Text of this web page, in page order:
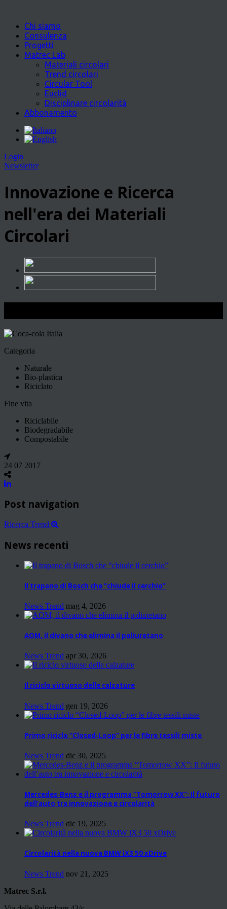
Chi siamo
Consulenza
Progetti
Matrec Lab
Materiali circolari
Trend circolari
Circular Tool
Euclid
Disciplinare circolarità
Abbonamento
Login
Newsletter
Innovazione e Ricerca
nell'era dei Materiali
Circolari
Categoria
Naturale
Bio-plastica
Riciclato
Fine vita
Riciclabile
Biodegradabile
Compostabile
24 07 2017
Post navigation
Ricerca Trend
News recenti
Il trapano di Bosch che “chiude il cerchio”
News Trend mag 4, 2026
AOM, il divano che elimina il poliuretano
News Trend apr 30, 2026
Il riciclo virtuoso delle calzature
News Trend gen 19, 2026
Primo riciclo “Closed-Loop” per le fibre tessili miste
News Trend dic 30, 2025
Mercedes-Benz e il programma “Tomorrow XX”: Il futuro
dell’auto tra innovazione e circolarità
News Trend dic 19, 2025
Circolarità nella nuova BMW iX3 50 xDrive
News Trend nov 21, 2025
Matrec S.r.l.